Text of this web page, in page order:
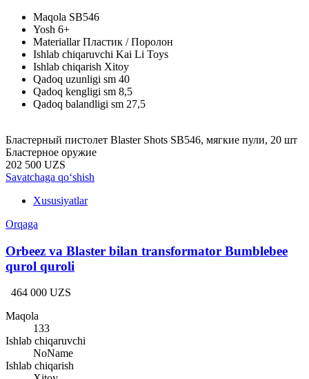
Maqola SB546
Yosh 6+
MateriallarПластик / Поролон
Ishlab chiqaruvchi Kai Li Toys
Ishlab chiqarish Xitoy
Qadoq uzunligi sm 40
Qadoq kengligi sm 8,5
Qadoq balandligi sm 27,5
Бластерный пистолет Blaster Shots SB546, мягкие пули, 20 шт
Бластерное оружие
202 500 UZS
Savatchaga qo‘shish
Xususiyatlar
Orqaga
Orbeez va Blaster bilan transformator Bumblebee
qurol quroli
464 000 UZS
Maqola
133
Ishlab chiqaruvchi
NoName
Ishlab chiqarish